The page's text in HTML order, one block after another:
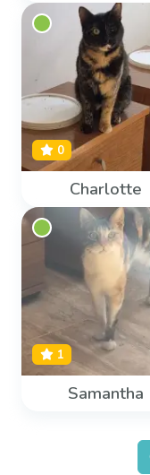
0
Charlotte
1
Samantha